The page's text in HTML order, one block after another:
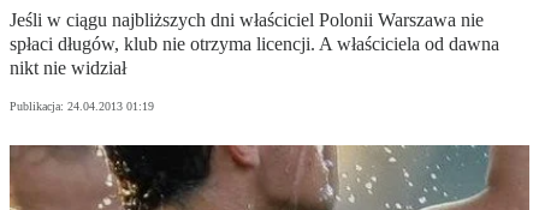
Jeśli w ciągu najbliższych dni właściciel Polonii Warszawa nie
spłaci długów, klub nie otrzyma licencji. A właściciela od dawna
nikt nie widział
Publikacja: 24.04.2013 01:19